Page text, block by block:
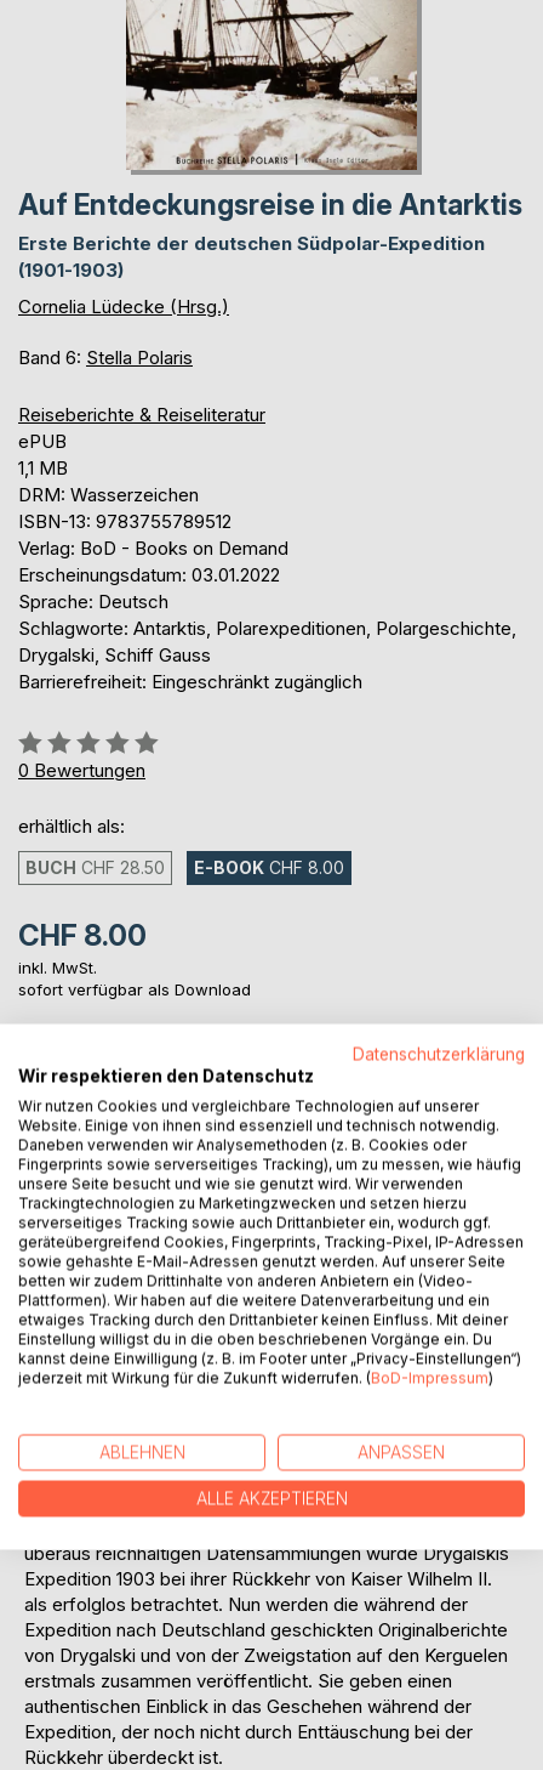
Auf Entdeckungsreise in die Antarktis
Erste Berichte der deutschen Südpolar-Expedition
(1901-1903)
Cornelia Lüdecke (Hrsg.)
Band 6: Stella Polaris
Reiseberichte & Reiseliteratur
ePUB
1,1 MB
DRM: Wasserzeichen
ISBN-13: 9783755789512
Verlag: BoD - Books on Demand
Erscheinungsdatum: 03.01.2022
Sprache: Deutsch
Schlagworte: Antarktis, Polarexpeditionen, Polargeschichte,
Drygalski, Schiff Gauss
Barrierefreiheit: Eingeschränkt zugänglich
Bewertung::
0%
0 Bewertungen
erhältlich als:
BUCH CHF 28.50 E-BOOK CHF 8.00
CHF 8.00
inkl. MwSt.
sofort verfügbar als Download
IN DEN WARENKORB
Auf die Merkliste
Titel bewerten
BESCHREIBUNG
deutschen Südpolarexpedition aufbrach, wusste er noch
nicht, dass sein Schiff schon am Südpolarkreis für ein Jahr
lang ortsfest einfrieren würden. Zur selben Zeit näherte
überaus reichhaltigen Datensammlungen wurde Drygalskis
Expedition 1903 bei ihrer Rückkehr von Kaiser Wilhelm II.
als erfolglos betrachtet. Nun werden die während der
Expedition nach Deutschland geschickten Originalberichte
von Drygalski und von der Zweigstation auf den Kerguelen
erstmals zusammen veröffentlicht. Sie geben einen
authentischen Einblick in das Geschehen während der
Expedition, der noch nicht durch Enttäuschung bei der
Rückkehr überdeckt ist.
Datenschutzerklärung
Wir respektieren den Datenschutz
Wir nutzen Cookies und vergleichbare Technologien auf unserer
Website. Einige von ihnen sind essenziell und technisch notwendig.
Daneben verwenden wir Analysemethoden (z. B. Cookies oder
Fingerprints sowie serverseitiges Tracking), um zu messen, wie häufig
unsere Seite besucht und wie sie genutzt wird. Wir verwenden
Trackingtechnologien zu Marketingzwecken und setzen hierzu
serverseitiges Tracking sowie auch Drittanbieter ein, wodurch ggf.
geräteübergreifend Cookies, Fingerprints, Tracking-Pixel, IP-Adressen
sowie gehashte E-Mail-Adressen genutzt werden. Auf unserer Seite
betten wir zudem Drittinhalte von anderen Anbietern ein (Video-
Plattformen). Wir haben auf die weitere Datenverarbeitung und ein
etwaiges Tracking durch den Drittanbieter keinen Einfluss. Mit deiner
Einstellung willigst du in die oben beschriebenen Vorgänge ein. Du
kannst deine Einwilligung (z. B. im Footer unter „Privacy-Einstellungen“)
jederzeit mit Wirkung für die Zukunft widerrufen. (BoD-Impressum)
ABLEHNEN ANPASSEN
ALLE AKZEPTIEREN